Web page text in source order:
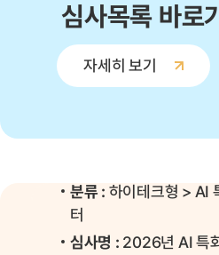
심사목록 바로
자세히 보기
분류 : 하이테크형 > AI
터
심사명 : 2026년 AI 특